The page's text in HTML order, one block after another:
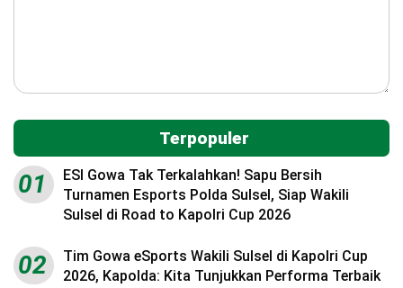
Terpopuler
01
ESI Gowa Tak Terkalahkan! Sapu Bersih
Turnamen Esports Polda Sulsel, Siap Wakili
Sulsel di Road to Kapolri Cup 2026
02
Tim Gowa eSports Wakili Sulsel di Kapolri Cup
2026, Kapolda: Kita Tunjukkan Performa Terbaik